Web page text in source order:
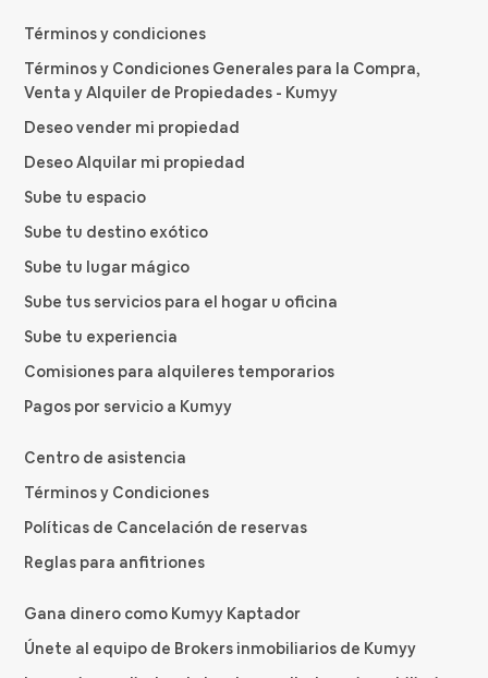
Términos y condiciones
Términos y Condiciones Generales para la Compra,
Venta y Alquiler de Propiedades - Kumyy
Deseo vender mi propiedad
Deseo Alquilar mi propiedad
Sube tu espacio
Sube tu destino exótico
Sube tu lugar mágico
Sube tus servicios para el hogar u oficina
Sube tu experiencia
Comisiones para alquileres temporarios
Pagos por servicio a Kumyy
Centro de asistencia
Términos y Condiciones
Políticas de Cancelación de reservas
Reglas para anfitriones
Gana dinero como Kumyy Kaptador
Únete al equipo de Brokers inmobiliarios de Kumyy